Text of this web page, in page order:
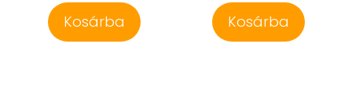
Kosárba Kosárba